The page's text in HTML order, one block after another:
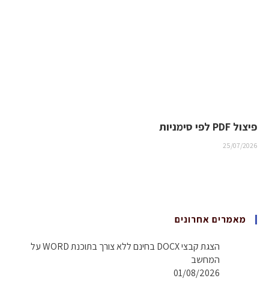
פיצול PDF לפי סימניות
25/07/2026
מאמרים אחרונים
הצגת קבצי DOCX בחינם ללא צורך בתוכנת WORD על
המחשב
01/08/2026